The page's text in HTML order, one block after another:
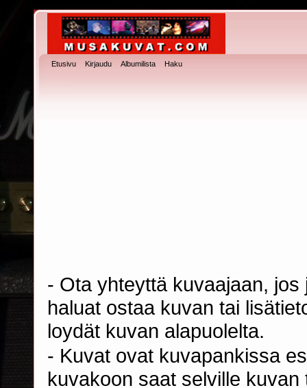
Etusivu Kirjaudu Albumilista Haku
- Ota yhteyttä kuvaajaan,
haluat ostaa kuvan tai
loydät kuvan alapuolelta.
- Kuvat ovat kuvapankissa
kuvakoon saat selville